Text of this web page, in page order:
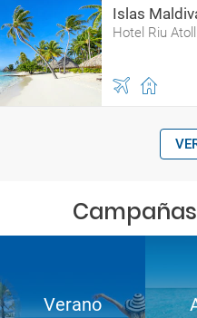
Islas
Hotel Riu
Verano